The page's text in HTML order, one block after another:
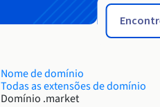
Nome de domínio
Todas as extensões de domínio
Domínio .market